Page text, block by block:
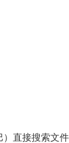
直接搜索文